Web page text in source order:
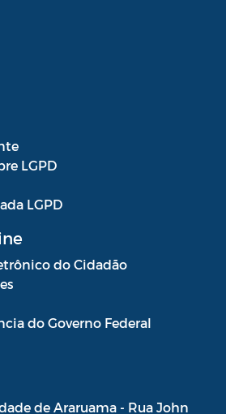
LGPD
LGPD
do Cidadão
do Governo Federal
de Araruama - Rua John